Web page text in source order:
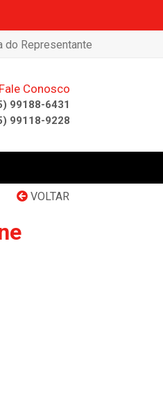
do Representante
Fale Conosco
99188-6431
99118-9228
VOLTAR